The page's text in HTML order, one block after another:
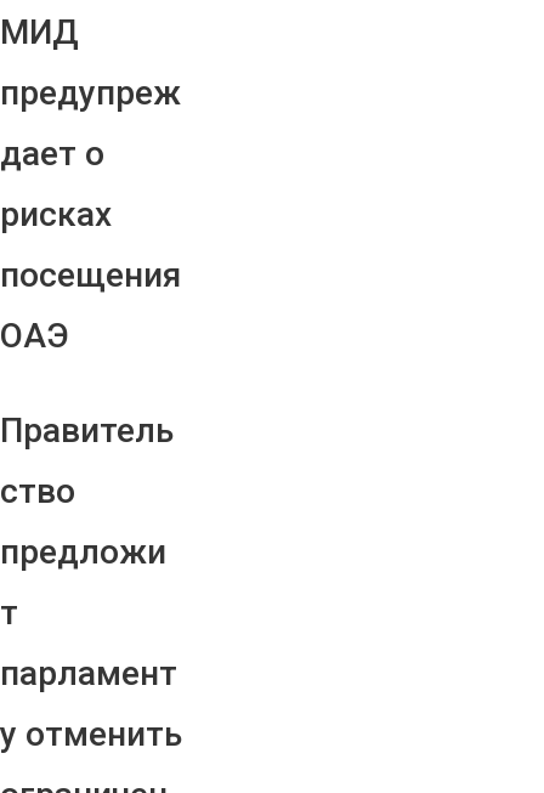
МИД
предупреж
дает о
рисках
посещения
ОАЭ
Правитель
ство
предложи
т
парламент
у отменить